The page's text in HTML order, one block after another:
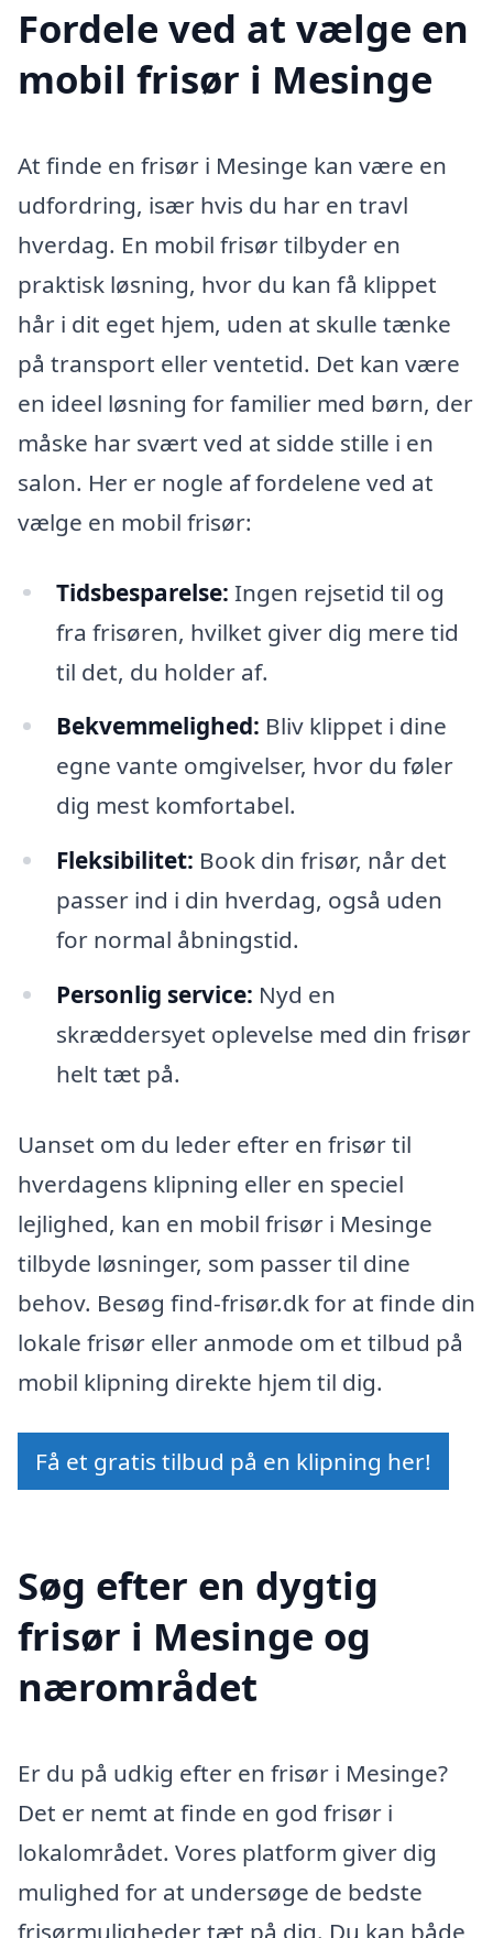
Fordele ved at vælge en
mobil frisør i Mesinge
At finde en frisør i Mesinge kan være en
udfordring, især hvis du har en travl
hverdag. En mobil frisør tilbyder en
praktisk løsning, hvor du kan få klippet
hår i dit eget hjem, uden at skulle tænke
på transport eller ventetid. Det kan være
en ideel løsning for familier med børn, der
måske har svært ved at sidde stille i en
salon. Her er nogle af fordelene ved at
vælge en mobil frisør:
Tidsbesparelse: Ingen rejsetid til og
fra frisøren, hvilket giver dig mere tid
til det, du holder af.
Bekvemmelighed: Bliv klippet i dine
egne vante omgivelser, hvor du føler
dig mest komfortabel.
Fleksibilitet: Book din frisør, når det
passer ind i din hverdag, også uden
for normal åbningstid.
Personlig service: Nyd en
skræddersyet oplevelse med din frisør
helt tæt på.
Uanset om du leder efter en frisør til
hverdagens klipning eller en speciel
lejlighed, kan en mobil frisør i Mesinge
tilbyde løsninger, som passer til dine
behov. Besøg find-frisør.dk for at finde din
lokale frisør eller anmode om et tilbud på
mobil klipning direkte hjem til dig.
Få et gratis tilbud på en klipning her!
Søg efter en dygtig
frisør i Mesinge og
nærområdet
Er du på udkig efter en frisør i Mesinge?
Det er nemt at finde en god frisør i
lokalområdet. Vores platform giver dig
mulighed for at undersøge de bedste
frisørmuligheder tæt på dig. Du kan både